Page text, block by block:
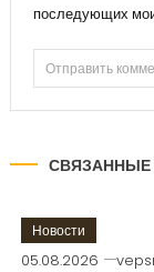
последующих
СВЯЗАННЫЕ
Новости
05.08.2026